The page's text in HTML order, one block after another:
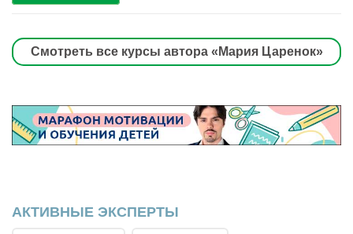
Смотреть все курсы автора «Мария Царенок»
АКТИВНЫЕ ЭКСПЕРТЫ